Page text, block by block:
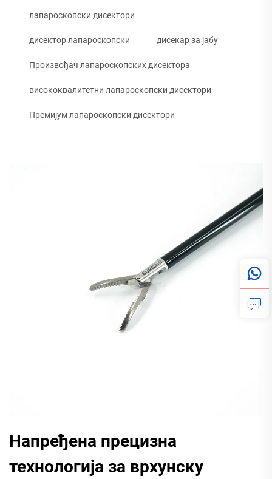
лапароскопски дисектори
дисектор лапароскопски дисекар за јабу
Произвођач лапароскопских дисектора
висококвалитетни лапароскопски дисектори
Премијум лапароскопски дисектори
Напређена прецизна
технологија за врхунску